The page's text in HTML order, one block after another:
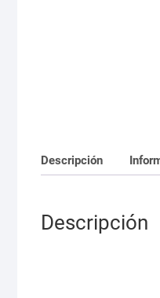
Descripción
Descripción